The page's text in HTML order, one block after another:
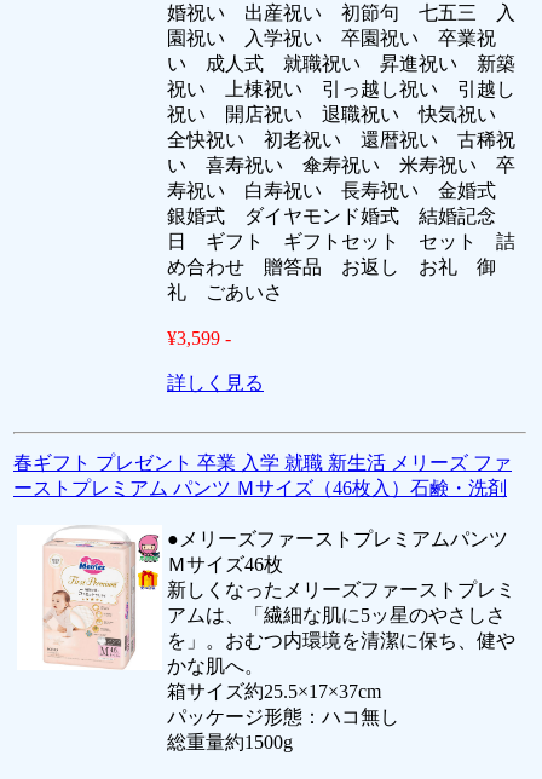
婚祝い 出産祝い 初節句 七五三 入
園祝い 入学祝い 卒園祝い 卒業祝
い 成人式 就職祝い 昇進祝い 新築
祝い 上棟祝い 引っ越し祝い 引越し
祝い 開店祝い 退職祝い 快気祝い
全快祝い 初老祝い 還暦祝い 古稀祝
い 喜寿祝い 傘寿祝い 米寿祝い 卒
寿祝い 白寿祝い 長寿祝い 金婚式
銀婚式 ダイヤモンド婚式 結婚記念
日 ギフト ギフトセット セット 詰
め合わせ 贈答品 お返し お礼 御
礼 ごあいさ
¥3,599 -
詳しく見る
春ギフト プレゼント 卒業 入学 就職 新生活 メリーズ ファ
ーストプレミアム パンツ Ｍサイズ（46枚入）石鹸・洗剤
●メリーズファーストプレミアムパンツ
Ｍサイズ46枚
新しくなったメリーズファーストプレミ
アムは、「繊細な肌に5ッ星のやさしさ
を」。おむつ内環境を清潔に保ち、健や
かな肌へ。
箱サイズ約25.5×17×37cm
パッケージ形態：ハコ無し
総重量約1500g